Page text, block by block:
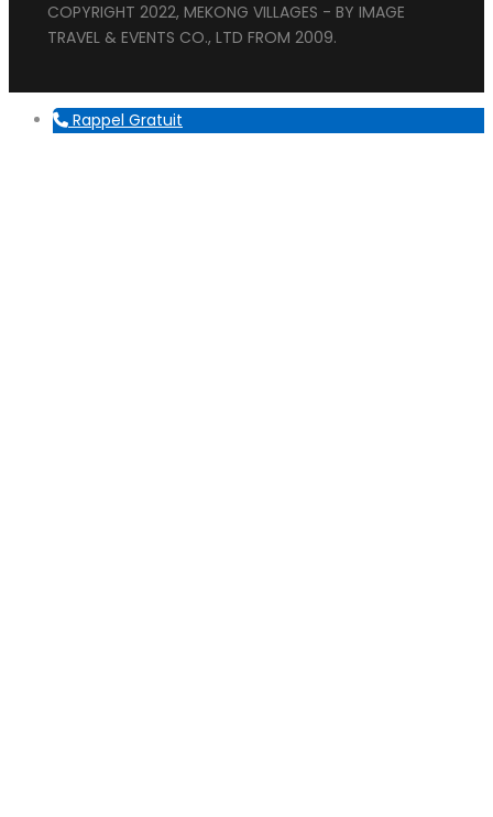
COPYRIGHT 2022, MEKONG VILLAGES - BY IMAGE
TRAVEL & EVENTS CO., LTD FROM 2009.
Rappel Gratuit